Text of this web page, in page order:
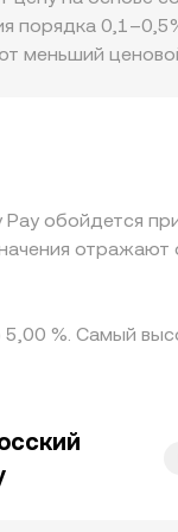
«китов»
элементы
x × y = k, где x и
справочный
наиболее
порядка
меньший
с премией или
он не идеален:
между
обойдется
5,00 %. Самый